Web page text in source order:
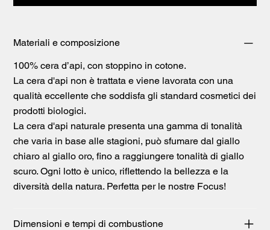
Materiali e composizione
100% cera d’api, con stoppino in cotone.
La cera d'api non è trattata e viene lavorata con una
qualità eccellente che soddisfa gli standard cosmetici dei
prodotti biologici.
La cera d'api naturale presenta una gamma di tonalità
che varia in base alle stagioni, può sfumare dal giallo
chiaro al giallo oro, fino a raggiungere tonalità di giallo
scuro. Ogni lotto è unico, riflettendo la bellezza e la
diversità della natura. Perfetta per le nostre Focus!
Dimensioni e tempi di combustione